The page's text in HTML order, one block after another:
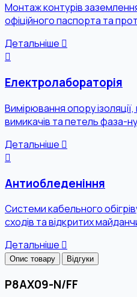
Монтаж контурів
офіційного паспорта та
Детальніше
Електролабораторія
Вимірювання опору
вимикачів та петель фаза-
Детальніше
Антиобледеніння
Системи кабельного
сходів та відкритих
Детальніше
Опис товару Відгуки
P8AX09-N/FF